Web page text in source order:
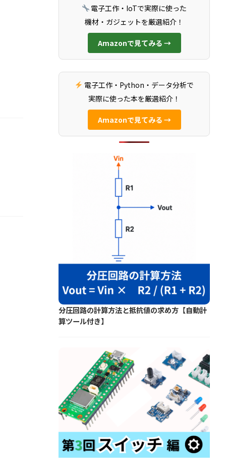
電子工作・IoTで実際に使った
機材・ガジェットを厳選紹介！
Amazonで見てみる →
電子工作・Python・データ分析で
実際に使った本を厳選紹介！
Amazonで見てみる →
分圧回路の計算方法と抵抗値の求め方【自動計
算ツール付き】